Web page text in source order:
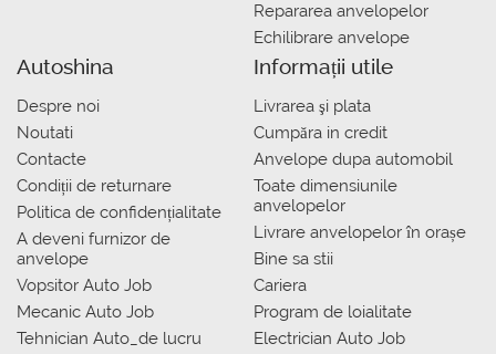
Repararea anvelopelor
Echilibrare anvelope
Autoshina
Despre noi
Noutati
Contacte
Condiții de returnare
Politica de confidențialitate
A deveni furnizor de
anvelope
Vopsitor Auto Job
Mecanic Auto Job
Tehnician Auto_de lucru
Informații utile
Livrarea şi plata
Сumpăra in credit
Anvelope dupa automobil
Toate dimensiunile
anvelopelor
Livrare anvelopelor în orașe
Bine sa stii
Cariera
Program de loialitate
Electrician Auto Job